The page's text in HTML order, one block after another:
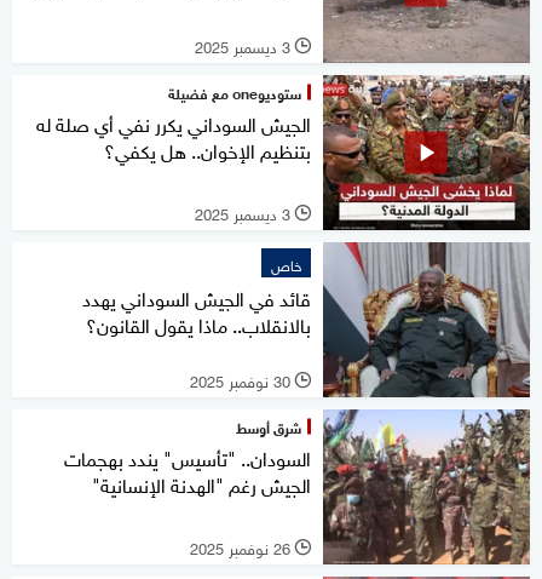
l 3 ديسمبر 2025
ستوديوone مع فضيلة
الجيش السوداني يكرر نفي أي صلة له
بتنظيم الإخوان.. هل يكفي؟
l 3 ديسمبر 2025
خاص
قائد في الجيش السوداني يهدد
بالانقلاب.. ماذا يقول القانون؟
l 30 نوفمبر 2025
شرق أوسط
السودان.. "تأسيس" يندد بهجمات
الجيش رغم "الهدنة الإنسانية"
l 26 نوفمبر 2025